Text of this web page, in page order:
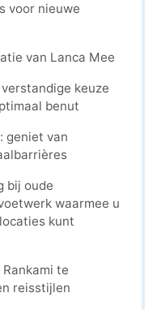
voor nieuwe
van Lanca Mee
keuze
benut
geniet van
bij oude
waarmee u
kunt
te
reisstijlen